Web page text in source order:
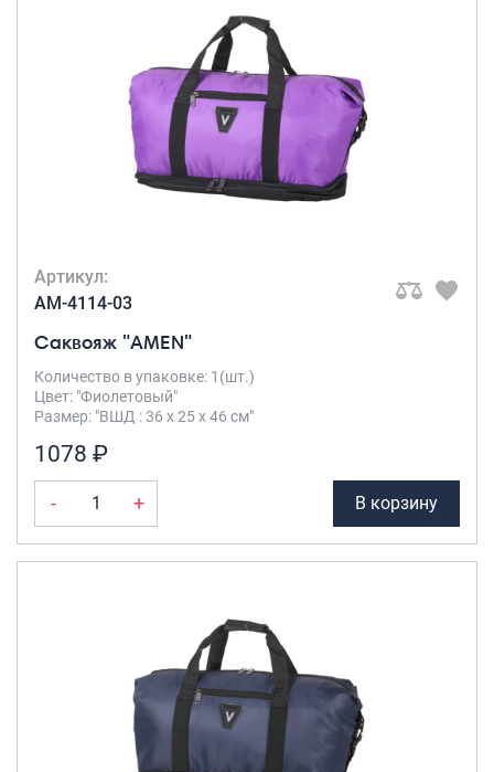
Артикул:
AM-4114-03
Саквояж "AMEN"
Количество в упаковке: 1(шт.)
Цвет: "Фиолетовый"
Размер: "ВШД : 36 х 25 х 46 см"
1078 ₽
- + В корзину